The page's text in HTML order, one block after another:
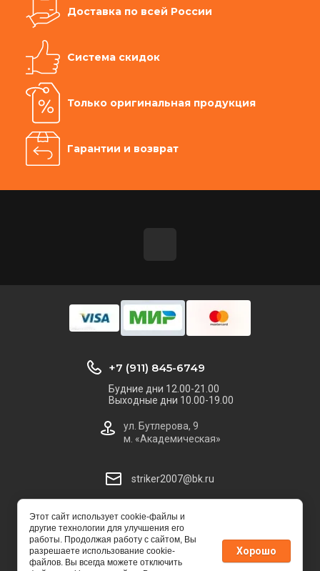
Доставка по всей России
Система скидок
Только оригинальная продукция
Гарантии и возврат
© 2013 - 2026
+7 (911) 845-6749
Будние дни 12.00-21.00
Выходные дни 10.00-19.00
ул. Бутлерова, 9
м. «Академическая»
striker2007@bk.ru
Этот сайт использует cookie-файлы и
другие технологии для улучшения его
работы. Продолжая работу с сайтом, Вы
разрешаете использование cookie-
файлов. Вы всегда можете отключить
Хорошо